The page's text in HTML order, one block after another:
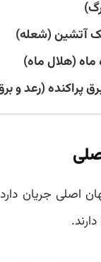
آتشین (شعله)
ماه (هلال ماه)
پراکنده (رعد و
اصلی جریان